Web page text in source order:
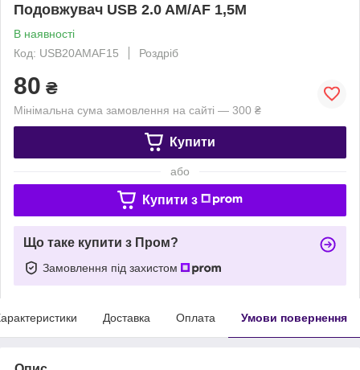
Подовжувач USB 2.0 AM/AF 1,5М
В наявності
Код: USB20AMAF15
Роздріб
80 ₴
Мінімальна сума замовлення на сайті — 300 ₴
Купити
або
Купити з
Що таке купити з Пром?
Замовлення під захистом
Доставка Оплата Умови повернення